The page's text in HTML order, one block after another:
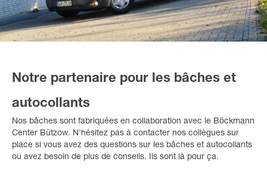
Notre partenaire pour les bâches et
autocollants
Nos bâches sont fabriquées en collaboration avec le Böckmann
Center Bützow. N'hésitez pas à contacter nos collègues sur
place si vous avez des questions sur les bâches et autocollants
ou avez besoin de plus de conseils. Ils sont là pour ça.